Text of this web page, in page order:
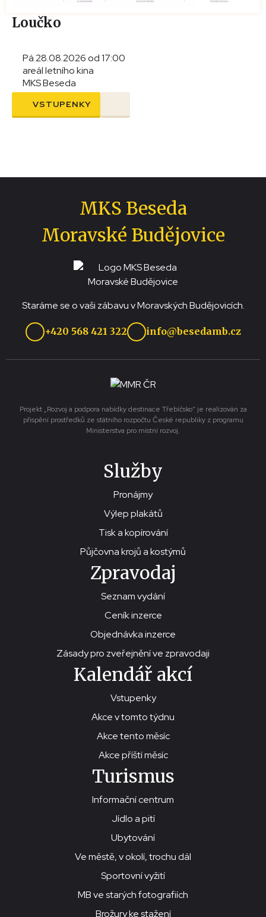
Loučko
Pá 28.08.2026 od 17:00
areál letního kina
MKS Beseda
VSTUPENKY
MKS Beseda
Moravské Budějovice
Staráme se o vaši zábavu v Moravských Budějovicích.
+420 568 421 322 info@besedamb.cz
Projekt „Rozvoj a podpora nabídky destinace Třebíčsko“ je realizován za
přispění prostředků ze státního rozpočtu České republiky z programu
Ministerstva pro místní rozvoj.
Služby
Pronájmy
Výlep plakátů
Tisk a kopírování
Půjčovna krojů a kostýmů
Zpravodaj
Seznam vydání
Ceník inzerce
Objednávka inzerce
Zásady pro zveřejnění ve zpravodaji
Kalendář akcí
Vstupenky
Akce v tomto týdnu
Akce tento měsíc
Akce příští měsíc
Turismus
Informační centrum
Jídlo a pití
Ubytování
Ve městě, v okolí, trochu dál
Sportovní vyžití
MB ve starých fotografiích
Brožury ke stažení